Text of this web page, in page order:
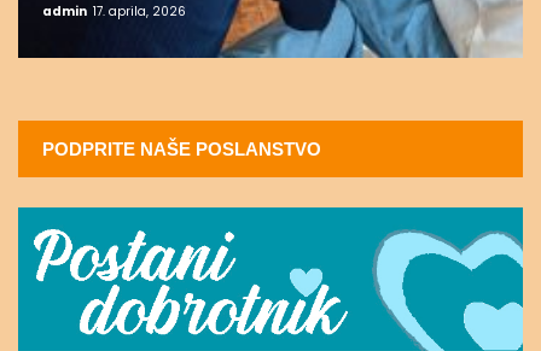
admin 17. aprila, 2026
PODPRITE NAŠE POSLANSTVO